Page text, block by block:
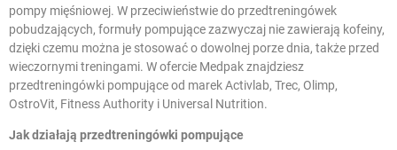
pompy mięśniowej. W przeciwieństwie do przedtreningówek
pobudzających, formuły pompujące zazwyczaj nie zawierają kofeiny,
dzięki czemu można je stosować o dowolnej porze dnia, także przed
wieczornymi treningami. W ofercie Medpak znajdziesz
przedtreningówki pompujące od marek Activlab, Trec, Olimp,
OstroVit, Fitness Authority i Universal Nutrition.
Jak działają przedtreningówki pompujące